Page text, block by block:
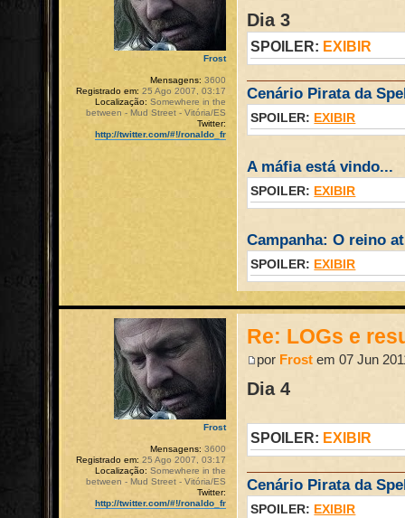
Dia 3
SPOILER: EXIBIR
Cenário Pirata da
SPOILER: EXIBIR
A máfia está vindo...
SPOILER: EXIBIR
Campanha: O reino
SPOILER: EXIBIR
Frost
Mensagens: 3600
Registrado em: 25 Ago 2007, 03:17
Localização: Somewhere in the
between - Mud Street - Vitória/ES
Twitter:
http://twitter.com/#!/ronaldo_fr
Re: LOGs e
por Frost em 07 Jun
Dia 4
SPOILER: EXIBIR
Cenário Pirata da
SPOILER: EXIBIR
Frost
Mensagens: 3600
Registrado em: 25 Ago 2007, 03:17
Localização: Somewhere in the
between - Mud Street - Vitória/ES
Twitter:
http://twitter.com/#!/ronaldo_fr